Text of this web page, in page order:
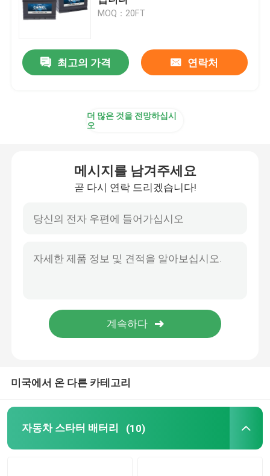
과적 트럭 배터리
이중 목적 배터리
리드 산 해양 배터리
주거 에너지 저장 시스템
상업적 배터리 기억 장치 시스템
MOQ：20FT
최고의 가격 연락처
더 많은 것을 전망하십시
오
메시지를 남겨주세요
곧 다시 연락 드리겠습니다!
미국에서 온 다른 카테고리
자동차 스타터 배터리 (10)